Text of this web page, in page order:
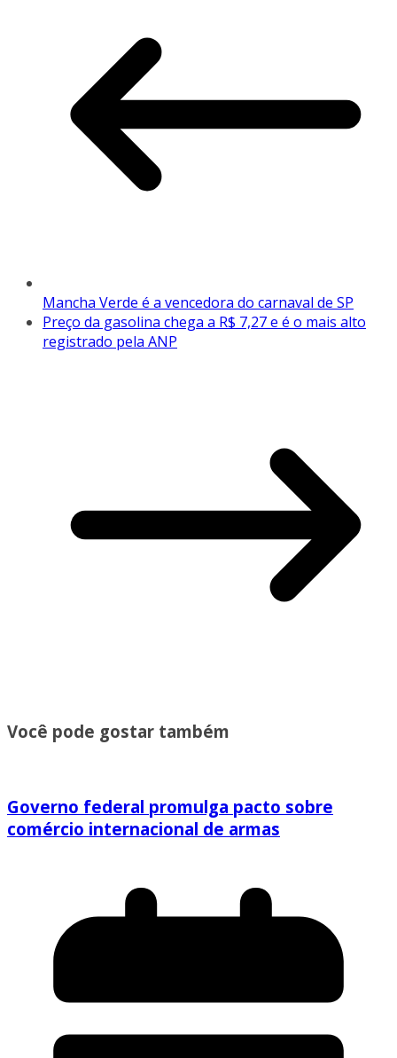
Mancha Verde é a vencedora do carnaval de SP
Preço da gasolina chega a R$ 7,27 e é o mais alto
registrado pela ANP
Você pode gostar também
Governo federal promulga pacto sobre
comércio internacional de armas